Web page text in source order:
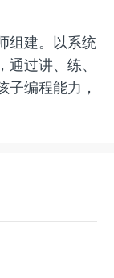
组建。以系统
过讲、练、
子编程能力，